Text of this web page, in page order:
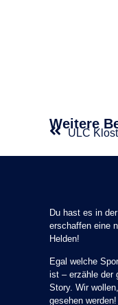
Weitere
ULC
Du hast es in
erschaffen eine
Helden!
Egal welche
ist – erzähle der
Story. Wir
gesehen werden!